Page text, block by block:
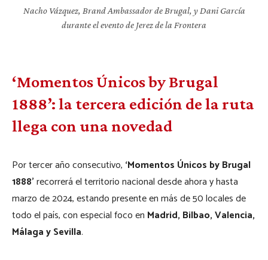
Nacho Vázquez, Brand Ambassador de Brugal, y Dani García
durante el evento de Jerez de la Frontera
‘Momentos Únicos by Brugal
1888’: la tercera edición de la ruta
llega con una novedad
Por tercer año consecutivo, ‘Momentos Únicos by Brugal
1888’recorrerá el territorio nacional desde ahora y hasta
marzo de 2024, estando presente en más de 50 locales de
todo el país, con especial foco en Madrid, Bilbao, Valencia,
Málaga y Sevilla.